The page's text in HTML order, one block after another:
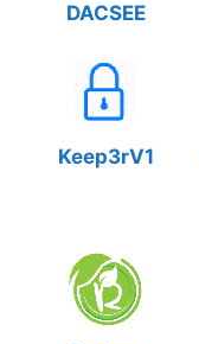
DACSEE
Keep3rV1